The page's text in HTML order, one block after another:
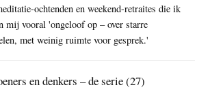
ochtenden en weekend-retraites die ik
mij vooral 'ongeloof op – over starre
met weinig ruimte voor gesprek.'
en denkers – de serie (27)